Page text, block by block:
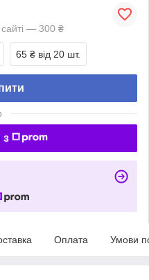
— 300 ₴
65 ₴ від 20 шт.
з
Оплата Умови